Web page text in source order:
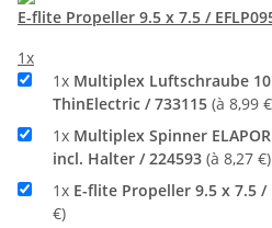
E-flite Propeller 9.5 x 7.5 /
1x
1x Multiplex Luftschraube
ThinElectric / 733115 (à 8,99
1x Multiplex Spinner
incl. Halter / 224593 (à 8,27 €)
1x E-flite Propeller 9.5 x 7.5 /
€)